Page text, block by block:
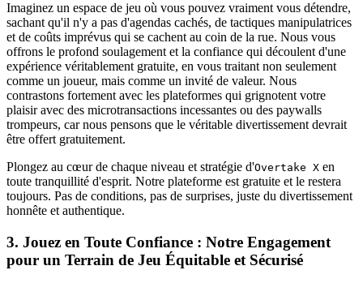
Imaginez un espace de jeu où vous pouvez vraiment vous détendre,
sachant qu'il n'y a pas d'agendas cachés, de tactiques manipulatrices
et de coûts imprévus qui se cachent au coin de la rue. Nous vous
offrons le profond soulagement et la confiance qui découlent d'une
expérience véritablement gratuite, en vous traitant non seulement
comme un joueur, mais comme un invité de valeur. Nous
contrastons fortement avec les plateformes qui grignotent votre
plaisir avec des microtransactions incessantes ou des paywalls
trompeurs, car nous pensons que le véritable divertissement devrait
être offert gratuitement.
Plongez au cœur de chaque niveau et stratégie d'Overtake X en
toute tranquillité d'esprit. Notre plateforme est gratuite et le restera
toujours. Pas de conditions, pas de surprises, juste du divertissement
honnête et authentique.
3. Jouez en Toute Confiance : Notre Engagement
pour un Terrain de Jeu Équitable et Sécurisé